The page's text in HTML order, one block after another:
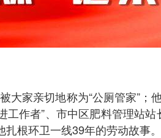
家亲切地称为“公厕管家”
作者”、市中区肥料管理站
根环卫一线39年的劳动故事。